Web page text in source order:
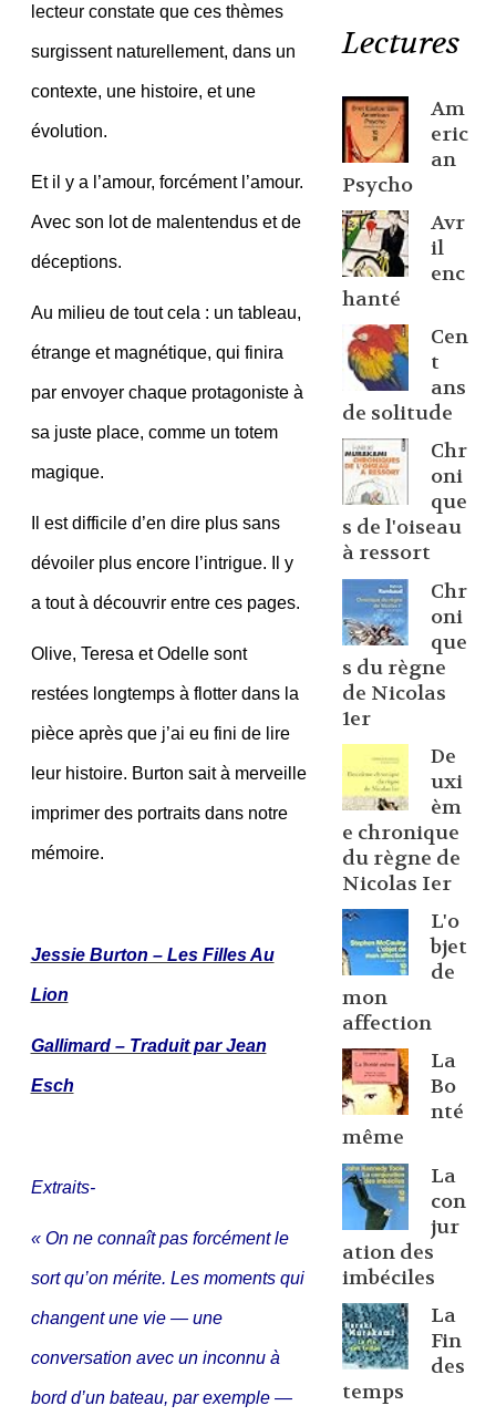
lecteur constate que ces thèmes
surgissent naturellement, dans un
contexte, une histoire, et une
évolution.
Et il y a l’amour, forcément l’amour.
Avec son lot de malentendus et de
déceptions.
Au milieu de tout cela : un tableau,
étrange et magnétique, qui finira
par envoyer chaque protagoniste à
sa juste place, comme un totem
magique.
Il est difficile d’en dire plus sans
dévoiler plus encore l’intrigue. Il y
a tout à découvrir entre ces pages.
Olive, Teresa et Odelle sont
restées longtemps à flotter dans la
pièce après que j’ai eu fini de lire
leur histoire. Burton sait à merveille
imprimer des portraits dans notre
mémoire.
Jessie Burton – Les Filles Au
Lion
Gallimard – Traduit par Jean
Esch
Extraits-
« On ne connaît pas forcément le
sort qu’on mérite. Les moments qui
changent une vie — une
conversation avec un inconnu à
bord d’un bateau, par exemple —
Lectures
Am
eric
an
Psycho
Avr
il
enc
hanté
Cen
t
ans
de solitude
Chr
oni
que
s de l'oiseau
à ressort
Chr
oni
que
s du règne
de Nicolas
1er
De
uxi
èm
e chronique
du règne de
Nicolas Ier
L'o
bjet
de
mon
affection
La
Bo
nté
même
La
con
jur
ation des
imbéciles
La
Fin
des
temps